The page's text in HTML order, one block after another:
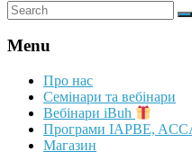
Menu
Про нас
Семінари та вебінари
Вебінари iBuh
Програми IAPBE,
Магазин